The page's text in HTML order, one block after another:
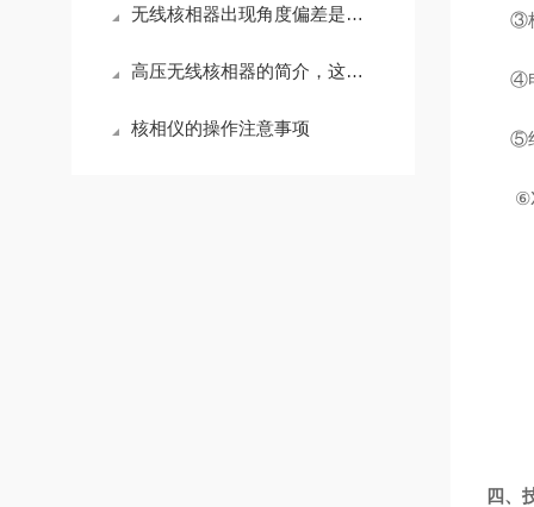
无线核相器出现角度偏差是什么原因？如何解决？
高压无线核相器的简介，这个仪器的使用方法是怎么样的？
核相仪的操作注意事项
③
④
⑤
⑥
四、